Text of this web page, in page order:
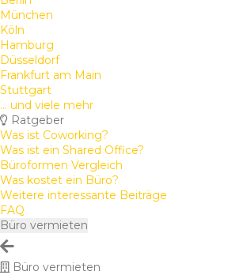
München
Köln
Hamburg
Düsseldorf
Frankfurt am Main
Stuttgart
... und viele mehr
Ratgeber
Was ist Coworking?
Was ist ein Shared Office?
Büroformen Vergleich
Was kostet ein Büro?
Weitere interessante Beiträge
FAQ
Büro vermieten
Büro vermieten